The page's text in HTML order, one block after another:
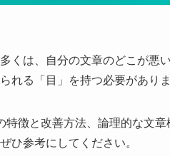
くは、自分の文章のどこが悪
れる「目」を持つ必要がありま
特徴と改善方法、論理的な文
ひ参考にしてください。